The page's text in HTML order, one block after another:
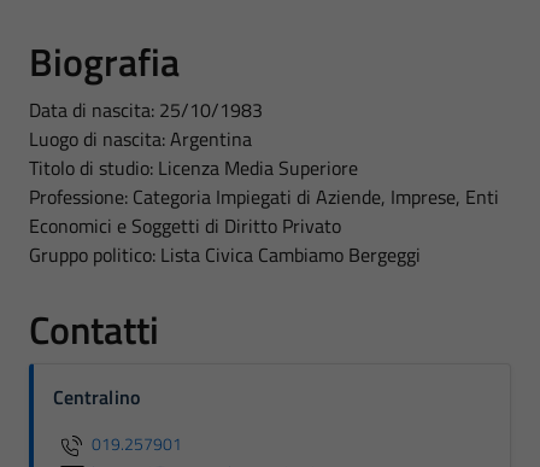
Biografia
Data di nascita: 25/10/1983
Luogo di nascita: Argentina
Titolo di studio: Licenza Media Superiore
Professione: Categoria Impiegati di Aziende, Imprese, Enti
Economici e Soggetti di Diritto Privato
Gruppo politico: Lista Civica Cambiamo Bergeggi
Contatti
Centralino
019.257901